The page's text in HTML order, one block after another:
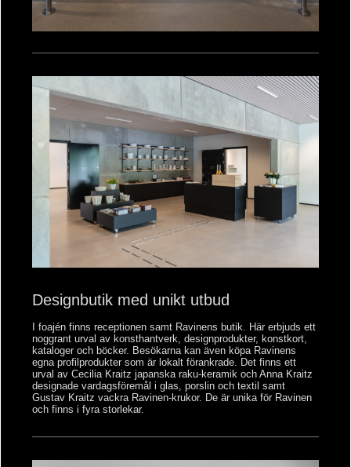
Designbutik med unikt utbud
I foajén finns receptionen samt Ravinens butik. Här erbjuds ett
noggrant urval av konsthantverk, designprodukter, konstkort,
kataloger och böcker. Besökarna kan även köpa Ravinens
egna profilprodukter som är lokalt förankrade. Det finns ett
urval av Cecilia Kraitz japanska raku-keramik och Anna Kraitz
designade vardagsföremål i glas, porslin och textil samt
Gustav Kraitz vackra Ravinen-krukor. De är unika för Ravinen
och finns i fyra storlekar.